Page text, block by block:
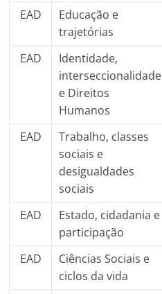
EAD
Educação e
trajetórias
EAD
Identidade,
interseccionalidade
e Direitos
Humanos
EAD
Trabalho, classes
sociais e
desigualdades
sociais
EAD
Estado, cidadania e
participação
EAD
Ciências Sociais e
ciclos da vida